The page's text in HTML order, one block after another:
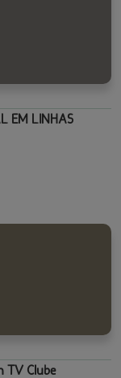
EM LINHAS
TV Clube